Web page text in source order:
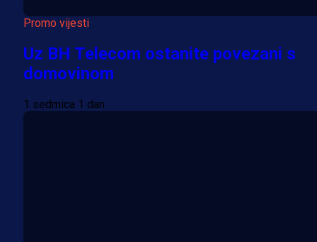
Promo vijesti
Uz BH Telecom ostanite povezani s
domovinom
1 sedmica 1 dan